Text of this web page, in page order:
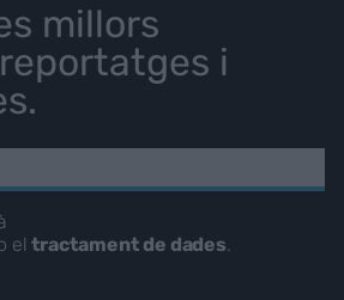
millors
i
eltractament de dades.